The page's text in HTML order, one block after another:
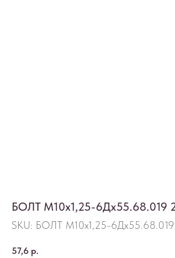
БОЛТ М10х1,25-6Дх55.68.019
SKU: БОЛТ М10х1,25-
57,6 р.